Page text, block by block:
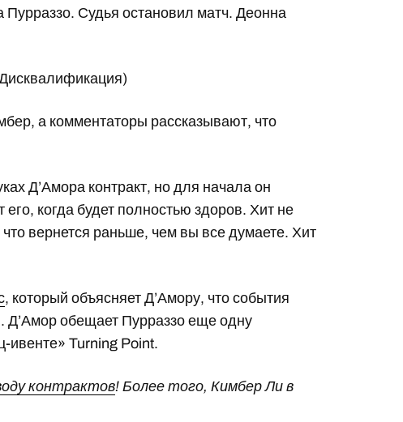
Пурраззо. Судья остановил матч. Деонна
а комментаторы рассказывают, что
Д’Амора контракт, но для начала он
когда будет полностью здоров. Хит не
вернется раньше, чем вы все думаете. Хит
, который объясняет Д’Амору, что события
обещает Пурраззо еще одну
ивенте» Turning Point.
контрактов! Более того, Кимбер Ли в